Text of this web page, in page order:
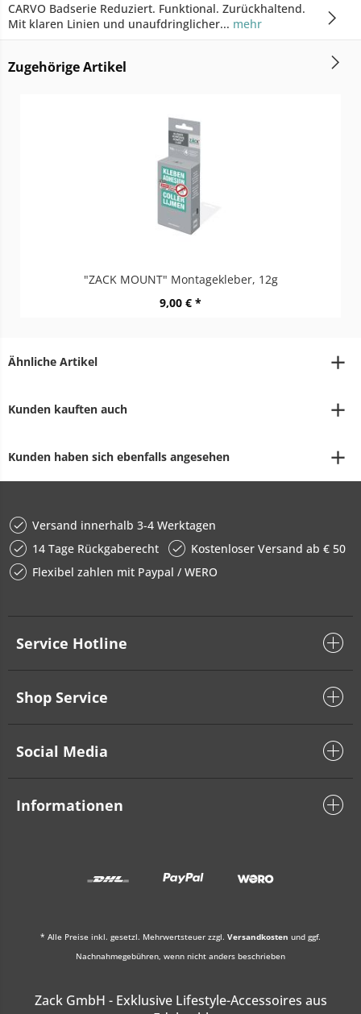
CARVO Badserie Reduziert. Funktional. Zurückhaltend.
Mit klaren Linien und unaufdringlicher... mehr
Zugehörige Artikel
"ZACK MOUNT" Montagekleber, 12g
9,00 € *
Ähnliche Artikel
Kunden kauften auch
Kunden haben sich ebenfalls angesehen
Versand innerhalb 3-4 Werktagen
14 Tage Rückgaberecht
Kostenloser Versand ab € 50
Flexibel zahlen mit Paypal / WERO
Service Hotline
Shop Service
Social Media
Informationen
* Alle Preise inkl. gesetzl. Mehrwertsteuer zzgl. Versandkosten und ggf.
Nachnahmegebühren, wenn nicht anders beschrieben
Zack GmbH - Exklusive Lifestyle-Accessoires aus